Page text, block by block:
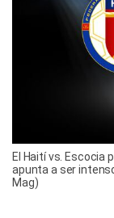
El Haití vs. Escocia
apunta a ser
Mag)